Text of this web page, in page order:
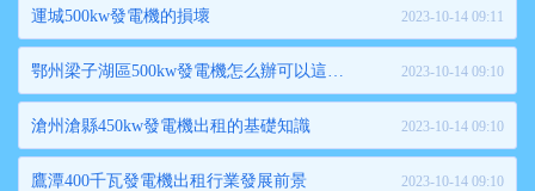
運城500kw發電機的損壞 2023-10-14 09:11
鄂州梁子湖區500kw發電機怎么辦可以這樣辦 2023-10-14 09:10
滄州滄縣450kw發電機出租的基礎知識 2023-10-14 09:10
鷹潭400千瓦發電機出租行業發展前景 2023-10-14 09:10